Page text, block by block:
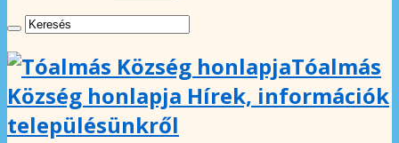
Tóalmás
Község honlapja Hírek, információk
településünkről